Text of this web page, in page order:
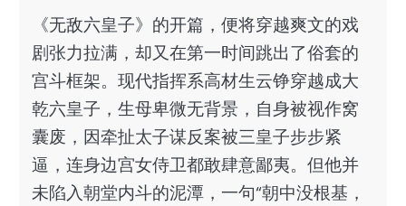
《无敌六皇子》的开篇，便将穿越爽文的戏
剧张力拉满，却又在第一时间跳出了俗套的
宫斗框架。现代指挥系高材生云铮穿越成大
乾六皇子，生母卑微无背景，自身被视作窝
囊废，因牵扯太子谋反案被三皇子步步紧
逼，连身边宫女侍卫都敢肆意鄙夷。但他并
未陷入朝堂内斗的泥潭，一句“朝中没根基，